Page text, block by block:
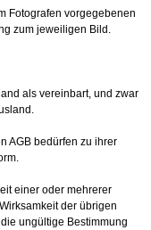
Fotografen vorgegebenen
zum jeweiligen Bild.
als vereinbart, und zwar
AGB bedürfen zu ihrer
einer oder mehrerer
der übrigen
ungültige Bestimmung